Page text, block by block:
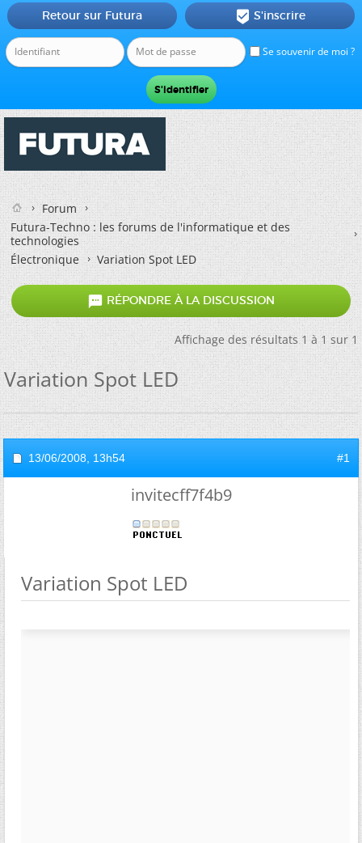
Se souvenir de moi ?
Retour sur Futura  S'inscrire
Forum
Futura-Techno : les forums de l'informatique et des
technologies
Électronique
Variation Spot LED
 RÉPONDRE À LA DISCUSSION
Affichage des résultats 1 à 1 sur 1
Variation Spot LED
13/06/2008, 13h54 #1
invitecff7f4b9
Variation Spot LED